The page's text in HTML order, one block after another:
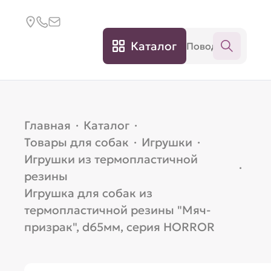
Каталог
Главная · Каталог ·
Товары для собак · Игрушки ·
Игрушки из термопластичной
резины
·
Игрушка для собак из
термопластичной резины "Мяч-
призрак", d65мм, серия HORROR